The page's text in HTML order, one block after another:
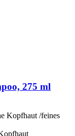
275 ml
Kopfhaut /feines